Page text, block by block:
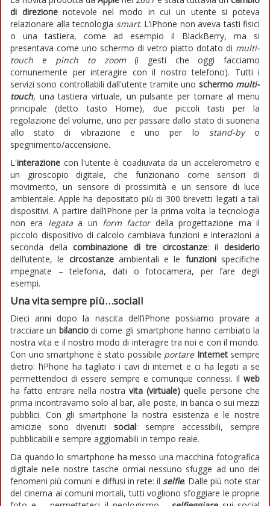
di direzionenotevole nel modo in cui un utente si poteva
relazionare alla tecnologia smart. L’iPhone non aveva tasti fisici
o una tastiera, come ad esempio il BlackBerry, ma si
presentava come uno schermo di vetro piatto dotato di multi-
touch e pinch to zoom(i gesti che oggi facciamo
comunemente per interagire con il nostro telefono). Tutti i
servizi sono controllabili dall'utente tramite uno schermo multi-
touch, una tastiera virtuale, un pulsante per tornare al menu
principale (detto tasto Home), due piccoli tasti per la
regolazione del volume, uno per passare dallo stato di suoneria
allo stato di vibrazione e uno per lo stand-byo
spegnimento/accensione.
L'interazione con l'utente è coadiuvata da un accelerometro e
un giroscopio digitale, che funzionano come sensori di
movimento, un sensore di prossimità e un sensore di luce
ambientale. Apple ha depositato più di 300 brevetti legati a tali
dispositivi. A partire dall’iPhone per la prima volta la tecnologia
non era legataa un form factor della progettazione ma il
piccolo dispositivo di calcolo cambiava funzioni e interazioni a
seconda dellacombinazione di tre circostanze: ildesiderio
dell’utente, le circostanzeambientali e le funzionispecifiche
impegnate – telefonia, dati o fotocamera, per fare degli
esempi.
Una vita sempre più…social!
Dieci anni dopo la nascita dell’iPhone possiamo provare a
tracciare un bilanciodi come gli smartphone hanno cambiato la
nostra vita e il nostro modo di interagire tra noi e con il mondo.
Con uno smartphone è stato possibile portare Internetsempre
dietro: l’iPhone ha tagliato i cavi di internet e ci ha legati a se
permettendoci di essere sempre e comunque connessi. Il web
ha fatto entrare nella nostra vita (virtuale) quelle persone che
prima incontravamo solo al bar, alle poste, in banca o sui mezzi
pubblici. Con gli smartphone la nostra esistenza e le nostre
amicizie sono divenuti social: sempre accessibili, sempre
pubblicabili e sempre aggiornabili in tempo reale.
Da quando lo smartphone ha messo una macchina fotografica
digitale nelle nostre tasche ormai nessuno sfugge ad uno dei
fenomeni più comuni e diffusi in rete: il selfie. Dalle più note star
del cinema ai comuni mortali, tutti vogliono sfoggiare le proprie